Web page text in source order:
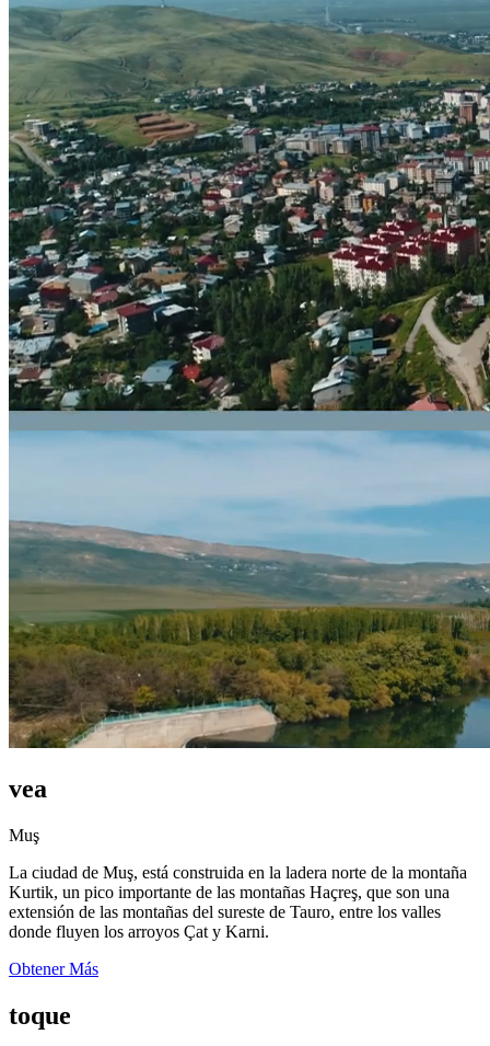
vea
Muş
La ciudad de Muş, está construida en la ladera norte de la montaña
Kurtik, un pico importante de las montañas Haçreş, que son una
extensión de las montañas del sureste de Tauro, entre los valles
donde fluyen los arroyos Çat y Karni.
Obtener Más
toque